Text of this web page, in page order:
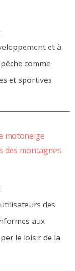
et à
comme
et sportives
des
aux
le loisir de la